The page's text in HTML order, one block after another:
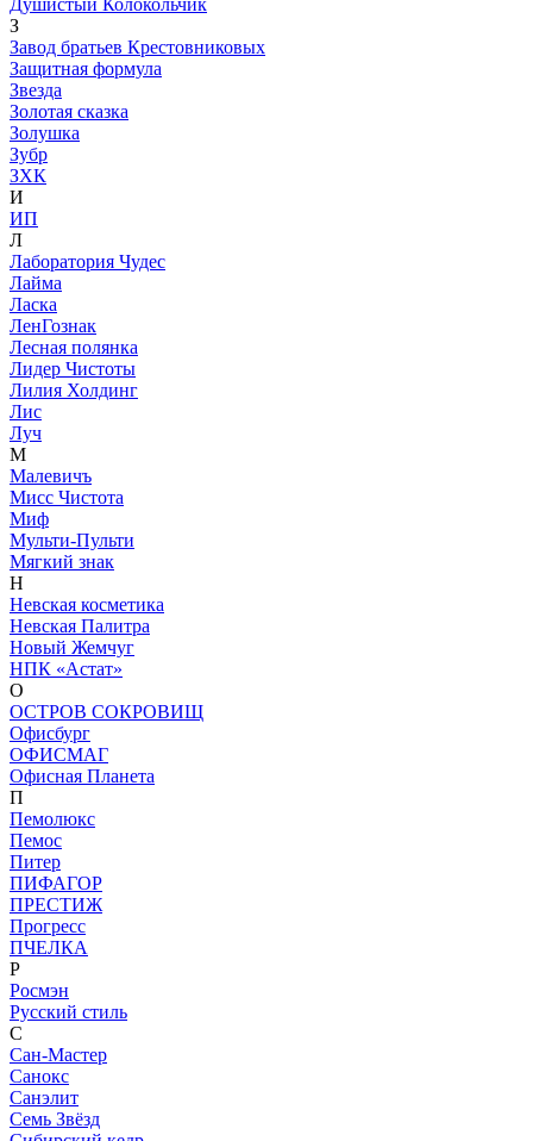
Душистый Колокольчик
З
Завод братьев Крестовниковых
Защитная формула
Звезда
Золотая сказка
Золушка
Зубр
ЗХК
И
ИП
Л
Лаборатория Чудес
Лайма
Ласка
ЛенГознак
Лесная полянка
Лидер Чистоты
Лилия Холдинг
Лис
Луч
М
Малевичъ
Мисс Чистота
Миф
Мульти-Пульти
Мягкий знак
Н
Невская косметика
Невская Палитра
Новый Жемчуг
НПК «Астат»
О
ОСТРОВ СОКРОВИЩ
Офисбург
ОФИСМАГ
Офисная Планета
П
Пемолюкс
Пемос
Питер
ПИФАГОР
ПРЕСТИЖ
Прогресс
ПЧЕЛКА
Р
Росмэн
Русский стиль
С
Сан-Мастер
Санокс
Санэлит
Семь Звёзд